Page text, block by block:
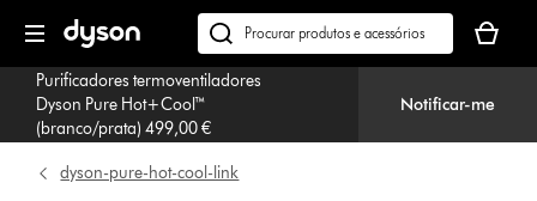
seguinte
Pesquisar
em
seu
cesto
compras
está
Purificadores termoventiladores
Dyson Pure Hot+Cool™
(branco/prata) 499,00 €
Notificar-me
dyson-pure-hot-cool-link